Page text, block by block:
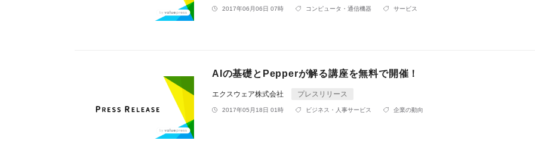
2017年06月06日 07時 コンピュータ・通信機器 サービス
AIの基礎とPepperが解る講座を無料で開催！
エクスウェア株式会社 プレスリリース
2017年05月18日 01時 ビジネス・人事サービス 企業の動向